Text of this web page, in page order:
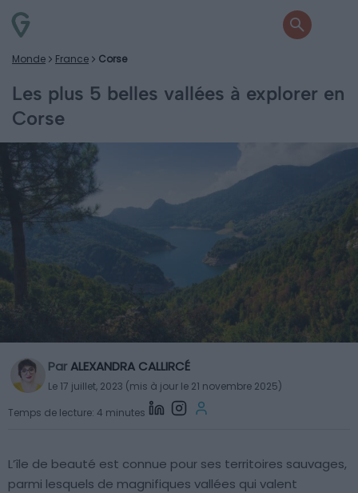
Monde France Corse
Les plus 5 belles vallées à explorer en
Corse
ParALEXANDRA CALLIRCÉ
Le 17 juillet, 2023 (mis à jour le 21 novembre 2025)
Temps de lecture: 4 minutes
L’île de beauté est connue pour ses territoires sauvages,
parmi lesquels de magnifiques vallées qui valent